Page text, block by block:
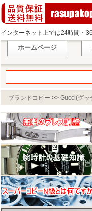
インターネット上では24時間・
ホームページ
ブランドコピー >> Gucci(グッ